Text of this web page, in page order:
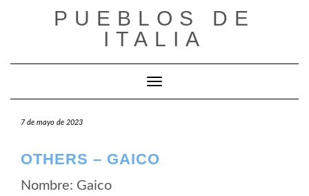
PUEBLOS DE
ITALIA
Cambiar modo de navegación
7 de mayo de 2023
OTHERS – GAICO
Nombre: Gaico